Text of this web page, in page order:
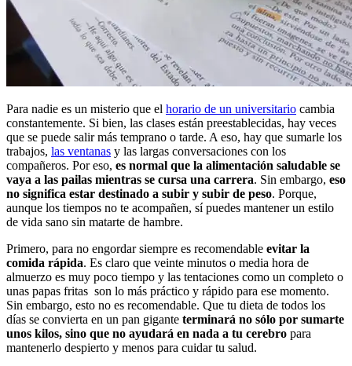
Para nadie es un misterio que el horario de un universitario cambia
constantemente. Si bien, las clases están preestablecidas, hay veces
que se puede salir más temprano o tarde. A eso, hay que sumarle los
trabajos, las ventanas y las largas conversaciones con los
compañeros. Por eso, es normal que la alimentación saludable se
vaya a las pailas mientras se cursa una carrera. Sin embargo, eso
no significa estar destinado a subir y subir de peso. Porque,
aunque los tiempos no te acompañen, sí puedes mantener un estilo
de vida sano sin matarte de hambre.
Primero, para no engordar siempre es recomendable evitar la
comida rápida. Es claro que veinte minutos o media hora de
almuerzo es muy poco tiempo y las tentaciones como un completo o
unas papas fritas son lo más práctico y rápido para ese momento.
Sin embargo, esto no es recomendable. Que tu dieta de todos los
días se convierta en un pan gigante terminará no sólo por sumarte
unos kilos, sino que no ayudará en nada a tu cerebro para
mantenerlo despierto y menos para cuidar tu salud.